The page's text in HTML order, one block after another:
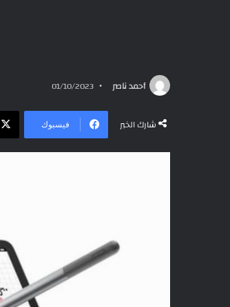
أحمد ناصر 01/10/2023
شارك الخبر فيسبوك